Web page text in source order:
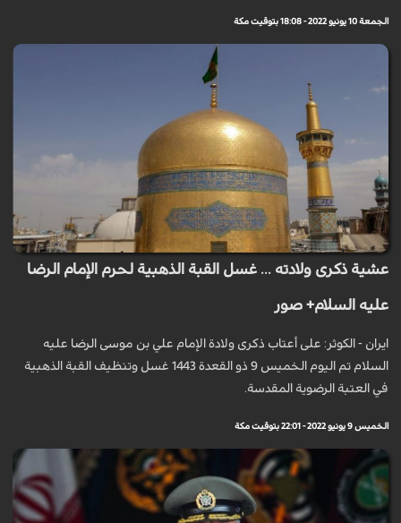
الجمعة 10 يونيو 2022 - 18:08 بتوقيت مكة
عشية ذكرى ولادته ... غسل القبة الذهبية لحرم الإمام الرضا
عليه السلام+ صور
ايران - الكوثر: على أعتاب ذكرى ولادة الإمام علي بن موسى الرضا عليه
السلام تم اليوم الخميس 9 ذو القعدة 1443 غسل وتنظيف القبة الذهبية
في العتبة الرضوية المقدسة.
الخميس 9 يونيو 2022 - 22:01 بتوقيت مكة